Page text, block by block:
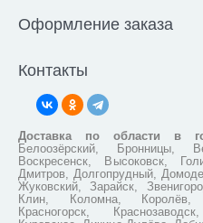
Оформление заказа
Контакты
Доставка по области в
Белоозёрский, Бронницы,
Воскресенск, Высоковск,
Дмитров, Долгопрудный,
Жуковский, Зарайск,
Клин, Коломна, Королёв,
Красногорск,